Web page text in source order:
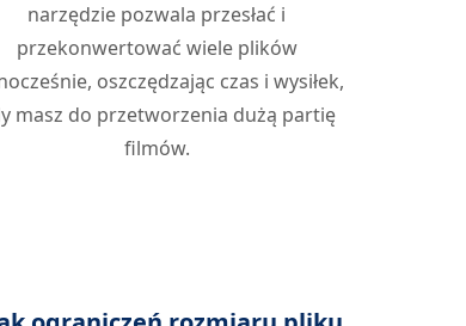
narzędzie pozwala przesłać i
przekonwertować wiele plików
oszczędzając czas i wysiłek,
masz do przetworzenia dużą partię
filmów.